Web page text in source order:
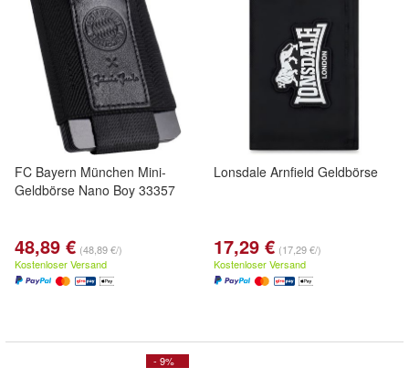
FC Bayern München Mini-
Geldbörse Nano Boy 33357
48,89 € (48,89 €/)
Kostenloser Versand
Lonsdale Arnfield Geldbörse
17,29 € (17,29 €/)
Kostenloser Versand
- 9%